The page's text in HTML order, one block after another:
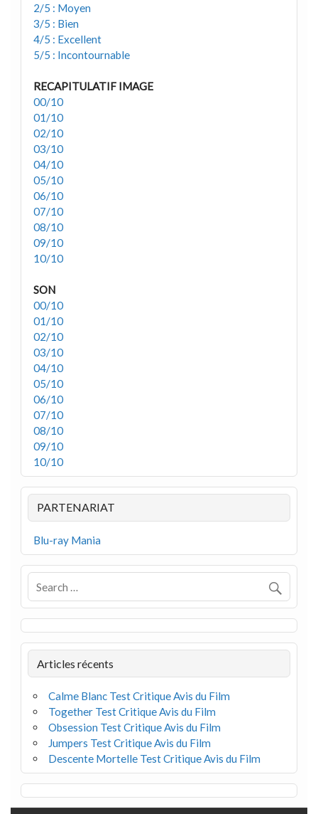
2/5 : Moyen
3/5 : Bien
4/5 : Excellent
5/5 : Incontournable
RECAPITULATIF IMAGE
00/10
01/10
02/10
03/10
04/10
05/10
06/10
07/10
08/10
09/10
10/10
SON
00/10
01/10
02/10
03/10
04/10
05/10
06/10
07/10
08/10
09/10
10/10
PARTENARIAT
Blu-ray Mania
Articles récents
Calme Blanc Test Critique Avis du Film
Together Test Critique Avis du Film
Obsession Test Critique Avis du Film
Jumpers Test Critique Avis du Film
Descente Mortelle Test Critique Avis du Film